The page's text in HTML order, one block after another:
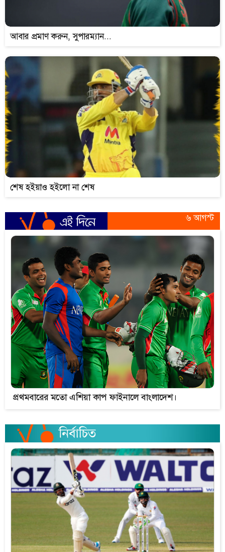
আবার প্রমাণ করুন, সুপারম্যান...
শেষ হইয়াও হইলো না শেষ
৬ আগস্ট
প্রথমবারের মতো এশিয়া কাপ ফাইনালে বাংলাদেশ।